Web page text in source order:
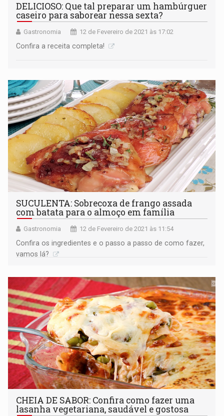
DELICIOSO: Que tal preparar um hambúrguer
caseiro para saborear nessa sexta?
Gastronomia 12 de Fevereiro de 2021 às 17:02
Confira a receita completa!
SUCULENTA: Sobrecoxa de frango assada
com batata para o almoço em família
Gastronomia 12 de Fevereiro de 2021 às 11:54
Confira os ingredientes e o passo a passo de como fazer,
vamos lá?
CHEIA DE SABOR: Confira como fazer uma
lasanha vegetariana, saudável e gostosa